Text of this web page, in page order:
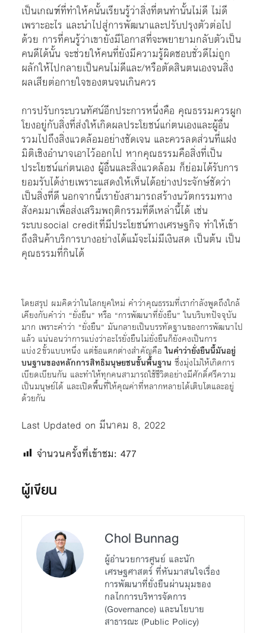
เป็นเกณฑ์ที่ทำให้คนั้นเรียนรู้ว่าสิ่งที่ตนทำนั้นไม่ดี ไม่ดี
เพราะอะไร และนำไปสู่การพัฒนาและปรับปรุงตัวต่อไป
ด้วย การที่คนรู้ว่าเขายังมีโอกาสที่จะพยายามกลับตัวเป็น
คนดีได้นั้น จะช่วยให้คนที่ยังมีความรู้ผิดชอบชั่วดีไม่ถูก
ผลักให้ไปกลายเป็นคนไม่ดีและ/หรือตัดสินตนเองจนสิ่ง
ผลเสียต่อกายใจของตนจนเกินควร
การปรับกระบวนทัศน์อีกประการหนึ่งคือ คุณธรรมควรผูก
โยงอยู่กับสิ่งที่ส่งให้เกิดผลประโยชน์แก่ตนเองและผู้อื่น
รวมไปถึงสิ่งแวดล้อมอย่างชัดเจน และควรลดส่วนที่แฝง
มิติเชิงอำนาจเอาไว้ออกไป หากคุณธรรมคือสิ่งที่เป็น
ประโยชน์แก่ตนเอง ผู้อื่นและสิ่งแวดล้อม ก็ย่อมได้รับการ
ยอมรับได้ง่ายเพราะแสดงให้เห็นได้อย่างประจักษ์ชัดว่า
เป็นสิ่งที่ดี นอกจากนี้เรายังสามารถสร้างนวัตกรรมทาง
สังคมมาเพื่อส่งเสริมพฤติกรรมที่ดีเหล่านี้ได้ เช่น
ระบบ social credit ที่มีประโยชน์ทางเศรษฐกิจ ทำให้เข้า
ถึงสินค้าบริการบางอย่างได้แม้จะไม่มีเงินสด เป็นต้น เป็น
คุณธรรมที่กินได้
โดยสรุป ผมคิดว่าในโลกยุคใหม่ คำว่าคุณธรรมที่เรากำลังพูดถึงใกล้
เคียงกับคำว่า “ยั่งยืน” หรือ “การพัฒนาที่ยั่งยืน” ในบริบทปัจจุบัน
มาก เพราะคำว่า “ยั่งยืน” มันกลายเป็นบรรทัดฐานของการพัฒนาไป
แล้ว แน่นอนว่าการแบ่งว่าอะไรยั่งยืนไม่ยั่งยืนก็ยังคงเป็นการ
แบ่ง 2 ขั้วแบบหนึ่ง แต่ข้อแตกต่างสำคัญคือในคำว่ายั่งยืนนี้มันอยู่
บนฐานของหลักการสิทธิมนุษยชนขั้นพื้นฐาน ซึ่งมุ่งไม่ให้เกิดการ
เบียดเบียนกัน และทำให้ทุกคนสามารถใช้ชีวิตอย่างมีศักดิ์ศรีความ
เป็นมนุษย์ได้ และเปิดพื้นที่ให้คุณค่าที่หลากหลายได้เติบโตและอยู่
ด้วยกัน
Last Updated on มีนาคม 8, 2022
จำนวนครั้งที่เข้าชม: 477
ผู้เขียน
Chol Bunnag
ผู้อำนวยการศูนย์ และนัก
เศรษฐศาสตร์ ที่หันมาสนใจเรื่อง
การพัฒนาที่ยั่งยืนผ่านมุมของ
กลไกการบริหารจัดการ
(Governance) และนโยบาย
สาธารณะ (Public Policy)